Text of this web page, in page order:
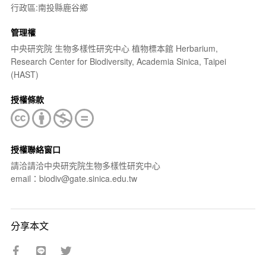
行政區:南投縣鹿谷鄉
管理權
中央研究院 生物多樣性研究中心 植物標本館 Herbarium,
Research Center for Biodiversity, Academia Sinica, Taipei
(HAST)
授權條款
授權聯絡窗口
請洽請洽中央研究院生物多樣性研究中心
email：biodiv@gate.sinica.edu.tw
分享本文